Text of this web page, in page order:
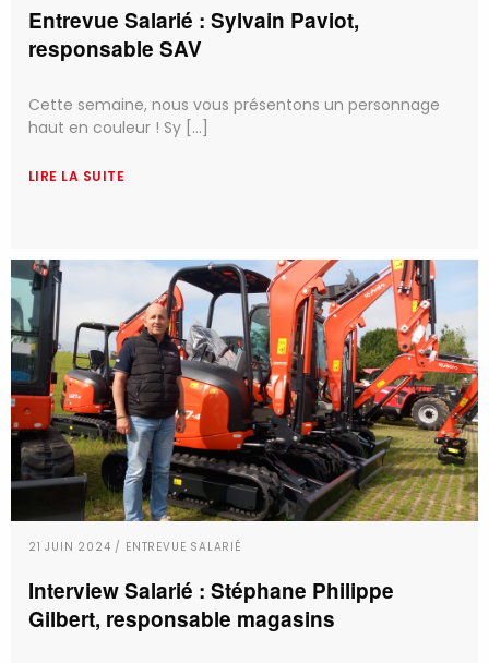
Entrevue Salarié : Sylvain Paviot,
responsable SAV
Cette semaine, nous vous présentons un personnage
haut en couleur ! Sy [...]
LIRE LA SUITE
21 JUIN 2024 / ENTREVUE SALARIÉ
Interview Salarié : Stéphane Philippe
Gilbert, responsable magasins